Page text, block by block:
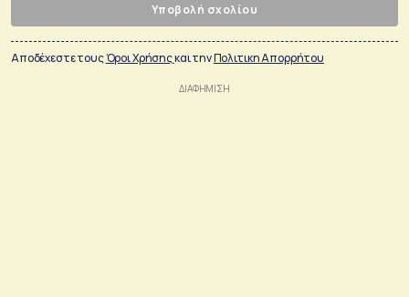
Υποβολή σχολίου
Αποδέχεστε τουςΌροι Χρήσηςκαι τηνΠολιτικη Απορρήτου